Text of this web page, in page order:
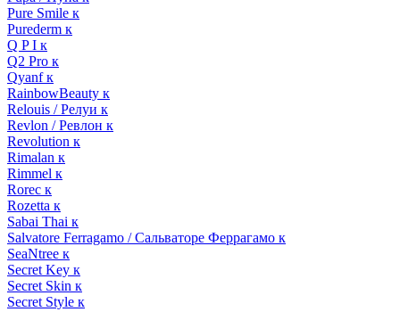
Pure Smile к
Purederm к
Q P I к
Q2 Pro к
Qyanf к
RainbowBeauty к
Relouis / Релуи к
Revlon / Ревлон к
Revolution к
Rimalan к
Rimmel к
Rorec к
Rozetta к
Sabai Thai к
Salvatore Ferragamo / Сальваторе Феррагамо к
SeaNtree к
Secret Key к
Secret Skin к
Secret Style к